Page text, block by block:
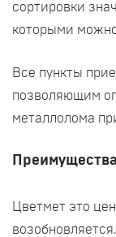
сортировки
которыми
Все пункты
позволяющим
металлолома
Цветмет это